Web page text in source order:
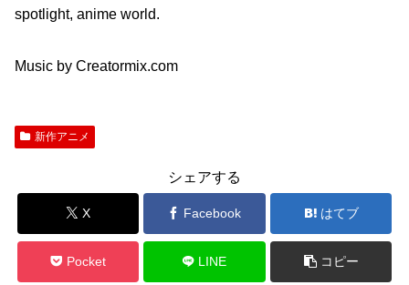
spotlight, anime world.
Music by Creatormix.com
新作アニメ
シェアする
X Facebook はてブ
Pocket LINE コピー